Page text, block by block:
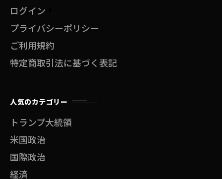
ログイン
プライバシーポリシー
ご利用規約
特定商取引法に基づく表記
人気のカテゴリー
トランプ大統領
米国政治
国際政治
経済